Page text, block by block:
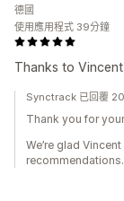
Thanks to
德國
使用應用程式 39分鐘
Synctrack 已回覆
Thank you for
We’re glad
recommendations.